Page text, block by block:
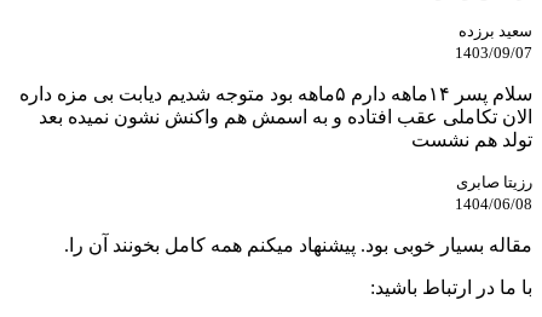
سعید برزده
1403/09/07
سلام پسر ۱۴ماهه دارم ۵ماهه بود متوجه شدیم دیابت بی مزه داره
الان تکاملی عقب افتاده و به اسمش هم واکنش نشون نمیده بعد
تولد هم نشست
رزیتا صابری
1404/06/08
مقاله بسیار خوبی بود. پیشنهاد میکنم همه کامل بخونند آن را.
با ما در ارتباط باشید: